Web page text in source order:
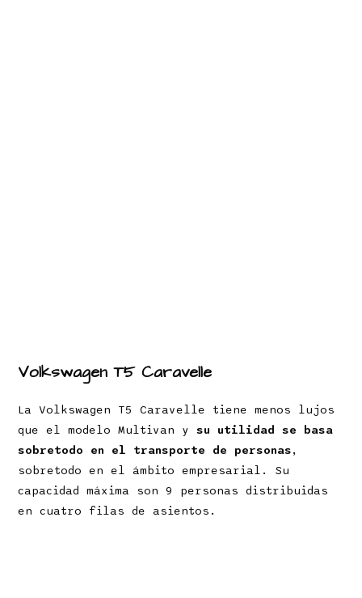
Volkswagen T5 Caravelle
La Volkswagen T5 Caravelle tiene menos lujos
que el modelo Multivan ysu utilidad se basa
sobretodo en el transporte de personas,
sobretodo en el ámbito empresarial. Su
capacidad máxima son 9 personas distribuidas
en cuatro filas de asientos.